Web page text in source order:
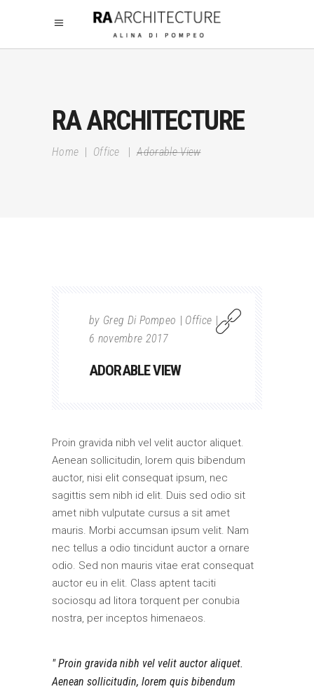
RA ARCHITECTURE
Home | Office |Adorable View
by Greg Di Pompeo
Office
6 novembre 2017
ADORABLE VIEW
Proin gravida nibh vel velit auctor aliquet.
Aenean sollicitudin, lorem quis bibendum
auctor, nisi elit consequat ipsum, nec
sagittis sem nibh id elit. Duis sed odio sit
amet nibh vulputate cursus a sit amet
mauris. Morbi accumsan ipsum velit. Nam
nec tellus a odio tincidunt auctor a ornare
odio. Sed non mauris vitae erat consequat
auctor eu in elit. Class aptent taciti
sociosqu ad litora torquent per conubia
nostra, per inceptos himenaeos.
Proin gravida nibh vel velit auctor aliquet.
Aenean sollicitudin, lorem quis bibendum